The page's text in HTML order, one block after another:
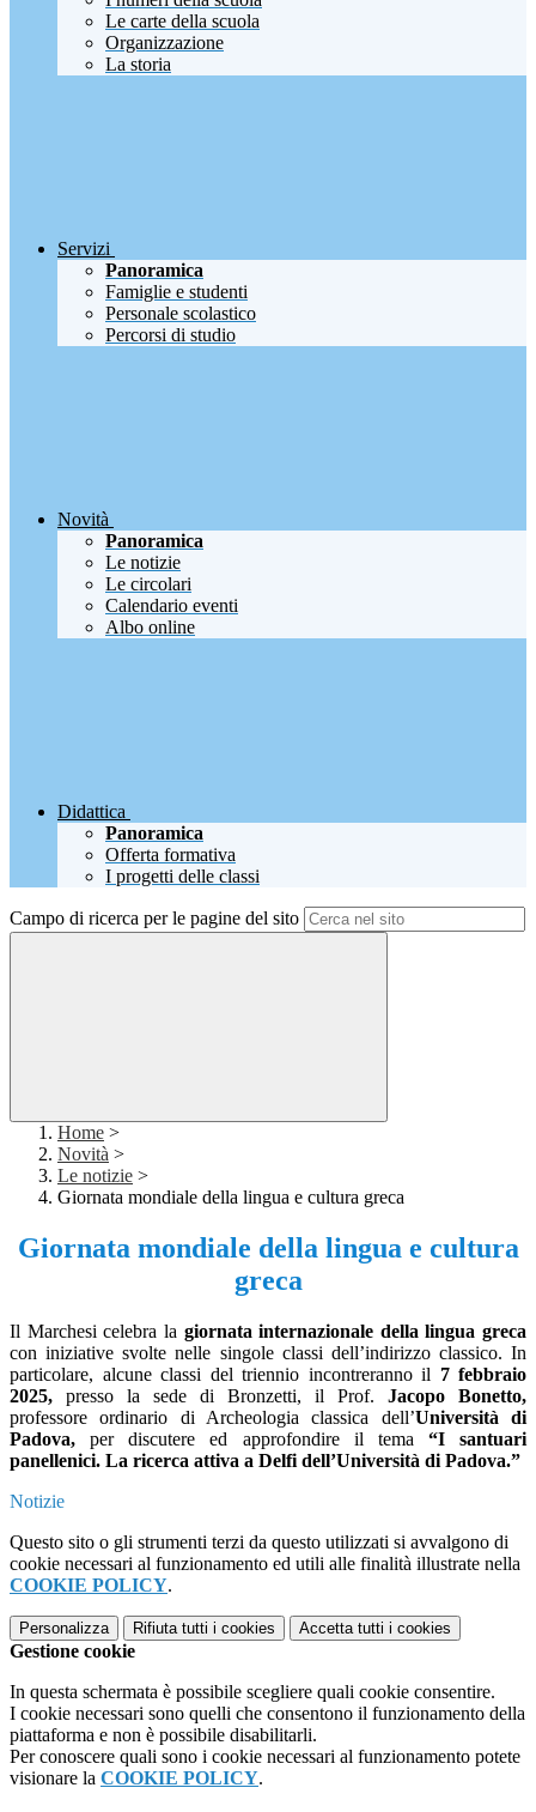
Le carte della scuola
Organizzazione
La storia
Servizi
Panoramica
Famiglie e studenti
Personale scolastico
Percorsi di studio
Novità
Panoramica
Le notizie
Le circolari
Calendario eventi
Albo online
Didattica
Panoramica
Offerta formativa
I progetti delle classi
Campo di ricerca per le pagine del sito
Home >
Novità >
Le notizie >
Giornata mondiale della lingua e cultura greca
Giornata mondiale della lingua e cultura
greca
Il Marchesi celebra la giornata internazionale della lingua greca
con iniziative svolte nelle singole classi dell’indirizzo classico. In
particolare, alcune classi del triennio incontreranno il 7 febbraio
2025, presso la sede di Bronzetti, il Prof. Jacopo Bonetto,
professore ordinario di Archeologia classica dell’Università di
Padova,per discutere ed approfondire il tema “I santuari
panellenici. La ricerca attiva a Delfi dell’Università di Padova.”
Notizie
Questo sito o gli strumenti terzi da questo utilizzati si avvalgono di
cookie necessari al funzionamento ed utili alle finalità illustrate nella
COOKIE POLICY.
Personalizza Rifiuta tutti i cookies Accetta tutti i cookies
Gestione cookie
In questa schermata è possibile scegliere quali cookie consentire.
I cookie necessari sono quelli che consentono il funzionamento della
piattaforma e non è possibile disabilitarli.
Per conoscere quali sono i cookie necessari al funzionamento potete
visionare la COOKIE POLICY.